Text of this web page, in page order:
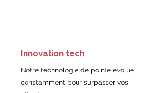
Innovation tech
Notre technologie de pointe évolue
constamment pour surpasser vos